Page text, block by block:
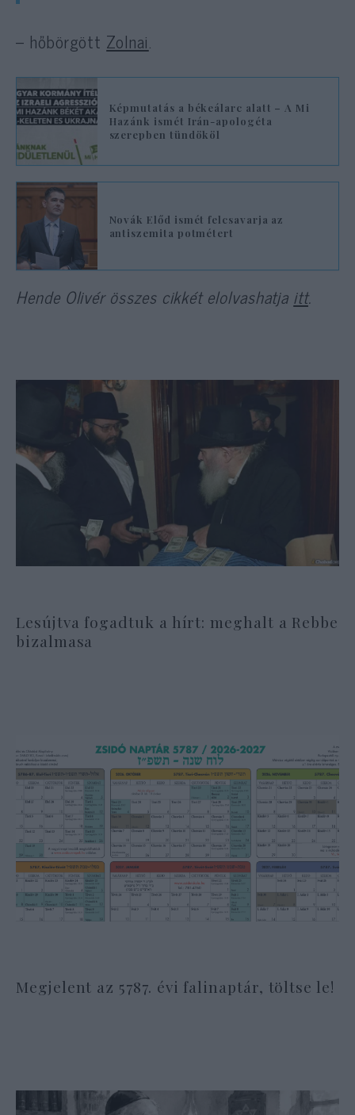
– hőbörgött Zolnai.
Képmutatás a békeálarc alatt – A Mi
Hazánk ismét Irán-apologéta
szerepben tündököl
Novák Előd ismét felcsavarja az
antiszemita potmétert
Hende Olivér összes cikkét elolvashatja itt.
Lesújtva fogadtuk a hírt: meghalt a Rebbe
bizalmasa
Megjelent az 5787. évi falinaptár, töltse le!